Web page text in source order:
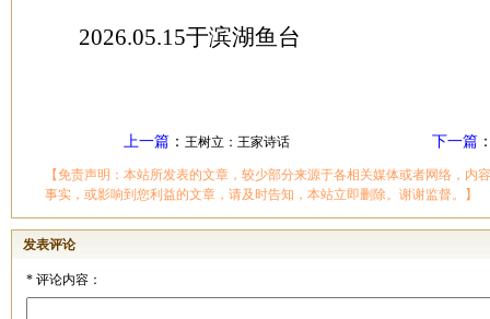
2026.05.15于滨湖鱼台
上一篇： 王树立：王家诗话 下一篇
【免责声明：本站所发表的文章，较少部分来源于各相关媒体或者网络，内
事实，或影响到您利益的文章，请及时告知，本站立即删除。谢谢监督。】
发表评论
*评论内容：